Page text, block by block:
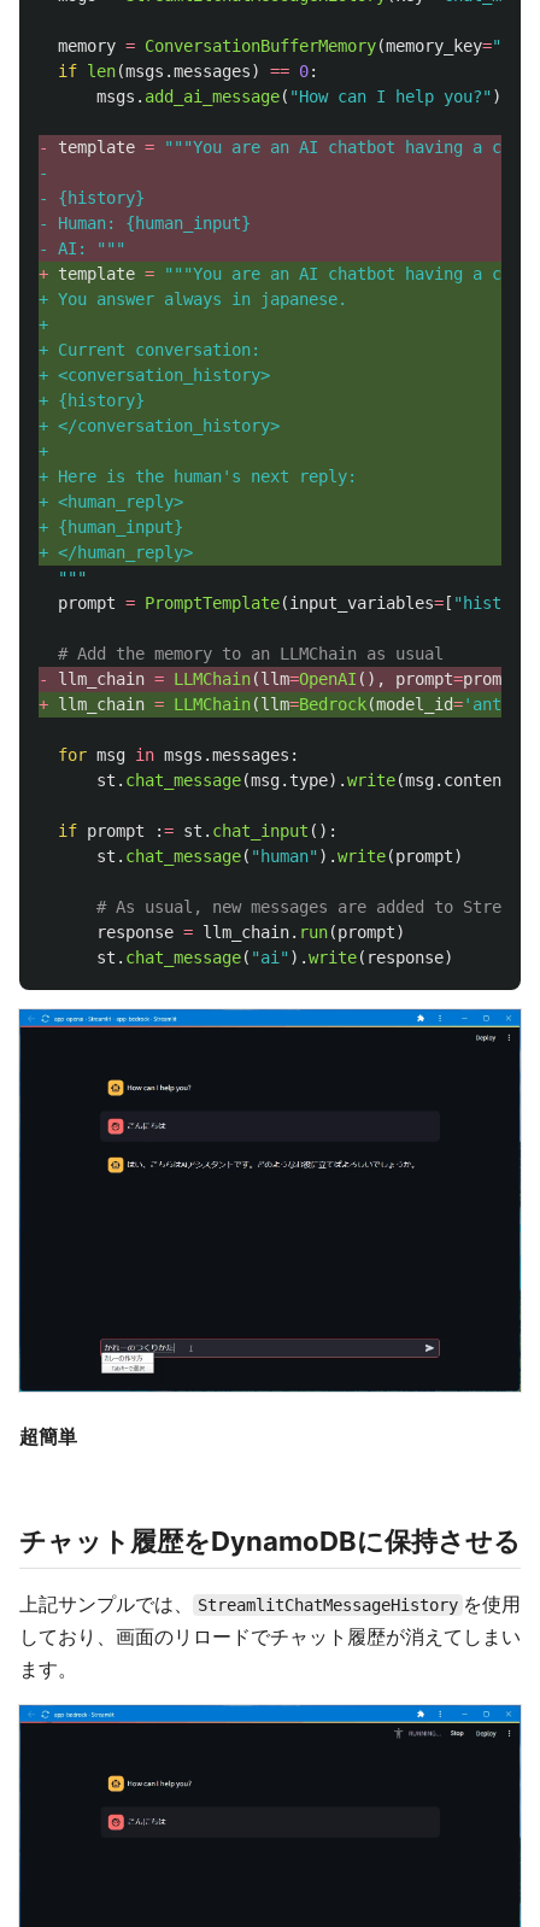
memory = ConversationBufferMemory(memory_key="
if len(msgs .messages) == 0:
msgs . add_ai_message( "How can I help you?" )
- template = """You are an AI chatbot having a
-
- {history}
- Human: {human_input}
- AI:
"""
+ template = """You are an AI chatbot having a
+ You answer always in japanese.
+
+ Current conversation:
+ <conversation_history>
+ {history}
+ </conversation_history>
+
+ Here is the human' s next reply:
+ <human_reply>
+ {human_input}
+ </human_reply>
"""
prompt = PromptTemplate(input_variables= [ " history
# Add the memory to an LLMChain as usual
- llm_chain = LLMChain(llm=OpenAI (), prompt=prompt
+ llm_chain = LLMChain(llm=Bedrock(model_id='
for msg in msgs .messages :
st . chat_message(msg. type).write(msg. content
if prompt := st . chat_input ():
st . chat_message( " human" ).write(prompt)
# As usual, new messages are added to
response = llm_chain. run(prompt)
st . chat_message( "ai " ).write( response)
超簡単
チャット履歴をDynamoDBに保持させる
上記サンプルでは、 StreamlitChatMessageHistory を使用
しており、画面のリロードでチャット履歴が消えてしまい
ます。